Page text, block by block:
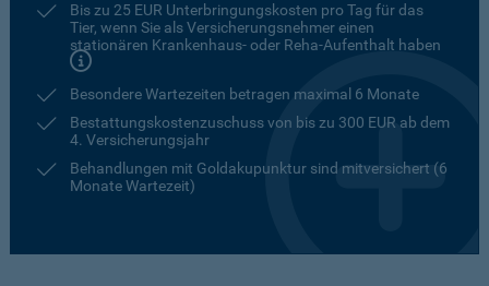
Bis zu 25 EUR Unterbringungskosten pro Tag für das
Tier, wenn Sie als Versicherungsnehmer einen
stationären Krankenhaus- oder Reha-Aufenthalt haben
Besondere Wartezeiten betragen maximal 6 Monate
Bestattungskostenzuschuss von bis zu 300 EUR ab dem
4. Versicherungsjahr
Behandlungen mit Goldakupunktur sind mitversichert (6
Monate Wartezeit)